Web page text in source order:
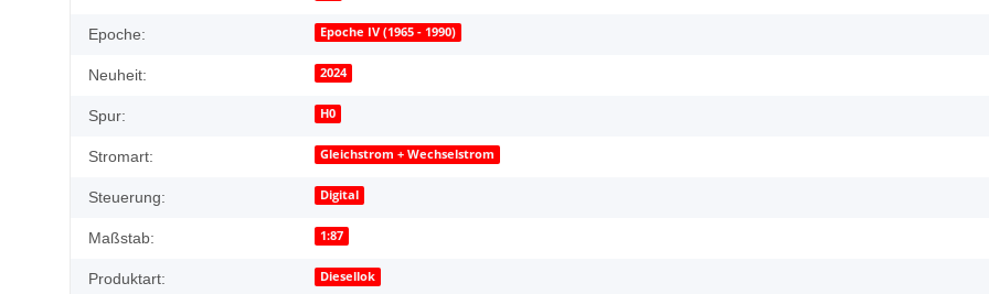
Epoche: Epoche IV (1965 - 1990)
Neuheit: 2024
Spur: H0
Stromart: Gleichstrom + Wechselstrom
Steuerung: Digital
Maßstab: 1:87
Produktart: Diesellok